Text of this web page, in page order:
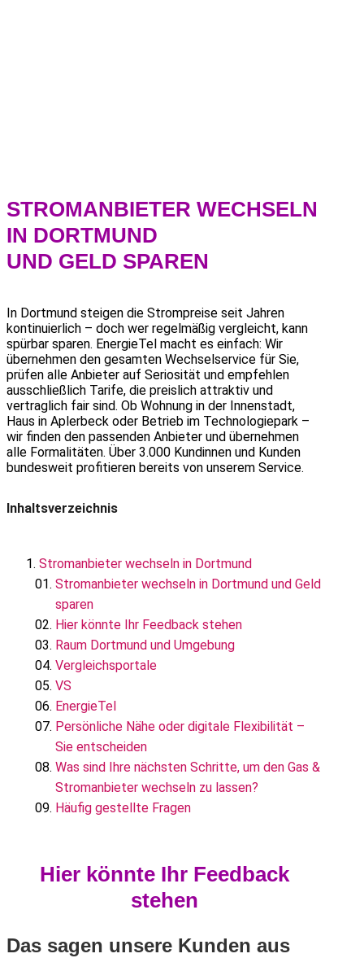
STROMANBIETER WECHSELN
IN DORTMUND
UND GELD SPAREN
In Dortmund steigen die Strompreise seit Jahren
kontinuierlich – doch wer regelmäßig vergleicht, kann
spürbar sparen. EnergieTel macht es einfach: Wir
übernehmen den gesamten Wechselservice für Sie,
prüfen alle Anbieter auf Seriosität und empfehlen
ausschließlich Tarife, die preislich attraktiv und
vertraglich fair sind. Ob Wohnung in der Innenstadt,
Haus in Aplerbeck oder Betrieb im Technologiepark –
wir finden den passenden Anbieter und übernehmen
alle Formalitäten. Über 3.000 Kundinnen und Kunden
bundesweit profitieren bereits von unserem Service.
Inhaltsverzeichnis
Stromanbieter wechseln in Dortmund
Stromanbieter wechseln in Dortmund und Geld
sparen
Hier könnte Ihr Feedback stehen
Raum Dortmund und Umgebung
Vergleichsportale
VS
EnergieTel
Persönliche Nähe oder digitale Flexibilität –
Sie entscheiden
Was sind Ihre nächsten Schritte, um den Gas &
Stromanbieter wechseln zu lassen?
Häufig gestellte Fragen
Hier könnte Ihr Feedback
stehen
Das sagen unsere Kunden aus